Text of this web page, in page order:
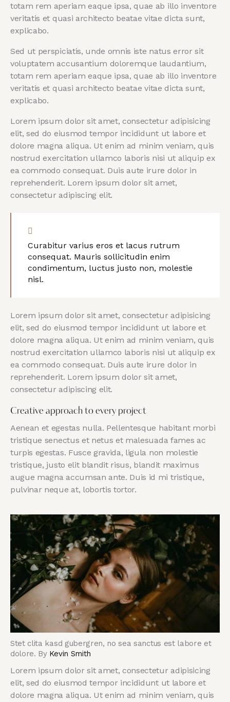
totam rem aperiam eaque ipsa, quae ab illo inventore
veritatis et quasi architecto beatae vitae dicta sunt,
explicabo.
Sed ut perspiciatis, unde omnis iste natus error sit
voluptatem accusantium doloremque laudantium,
totam rem aperiam eaque ipsa, quae ab illo inventore
veritatis et quasi architecto beatae vitae dicta sunt,
explicabo.
Lorem ipsum dolor sit amet, consectetur adipisicing
elit, sed do eiusmod tempor incididunt ut labore et
dolore magna aliqua. Ut enim ad minim veniam, quis
nostrud exercitation ullamco laboris nisi ut aliquip ex
ea commodo consequat. Duis aute irure dolor in
reprehenderit. Lorem ipsum dolor sit amet,
consectetur adipiscing elit.
Curabitur varius eros et lacus rutrum
consequat. Mauris sollicitudin enim
condimentum, luctus justo non, molestie
nisl.
Lorem ipsum dolor sit amet, consectetur adipisicing
elit, sed do eiusmod tempor incididunt ut labore et
dolore magna aliqua. Ut enim ad minim veniam, quis
nostrud exercitation ullamco laboris nisi ut aliquip ex
ea commodo consequat. Duis aute irure dolor in
reprehenderit. Lorem ipsum dolor sit amet,
consectetur adipiscing elit.
Creative approach to every project
Aenean et egestas nulla. Pellentesque habitant morbi
tristique senectus et netus et malesuada fames ac
turpis egestas. Fusce gravida, ligula non molestie
tristique, justo elit blandit risus, blandit maximus
augue magna accumsan ante. Duis id mi tristique,
pulvinar neque at, lobortis tortor.
Stet clita kasd gubergren, no sea sanctus est labore et
dolore. By Kevin Smith
Lorem ipsum dolor sit amet, consectetur adipisicing
elit, sed do eiusmod tempor incididunt ut labore et
dolore magna aliqua. Ut enim ad minim veniam, quis